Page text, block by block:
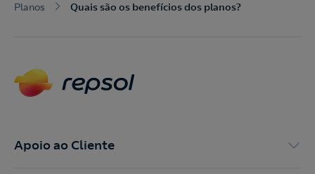
Planos Quais são os benefícios dos planos?
Apoio ao Cliente